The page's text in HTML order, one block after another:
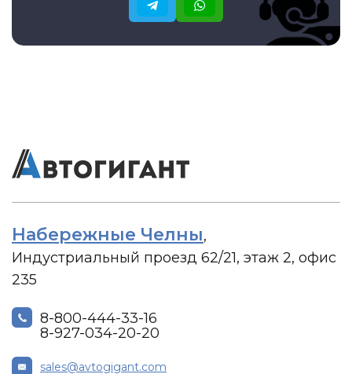
Набережные Челны,
Индустриальный проезд 62/21, этаж 2, офис
235
8-800-444-33-16
8-927-034-20-20
sales@avtogigant.com